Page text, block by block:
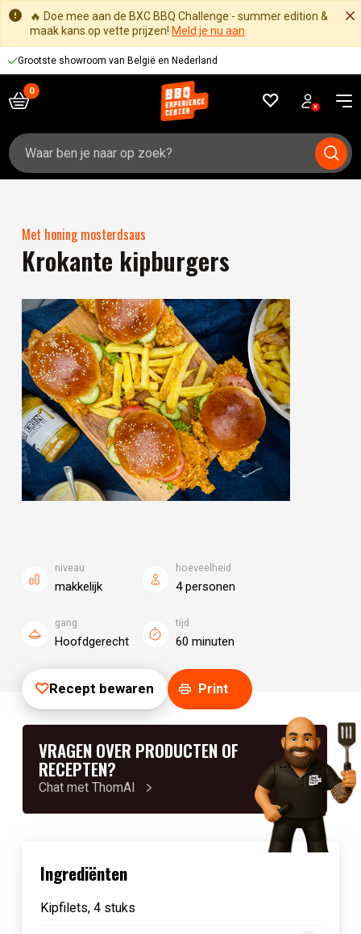
🔥 Doe mee aan de BXC BBQ Challenge - summer edition &
maak kans op vette prijzen! Meld je nu aan
Grootste showroom van België en Nederland
Zoeken
naar:
Met honing mosterdsaus
Krokante kipburgers
niveau
makkelijk
hoeveelheid
4 personen
gang
Hoofdgerecht
tijd
60 minuten
Recept bewaren Print
VRAGEN OVER PRODUCTEN OF
RECEPTEN?
Chat met ThomAI
Ingrediënten
Kipfilets, 4 stuks